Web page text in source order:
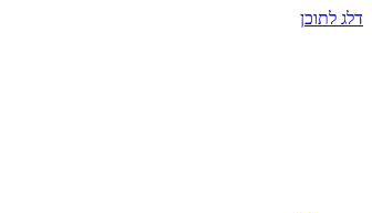
דלג לתוכן